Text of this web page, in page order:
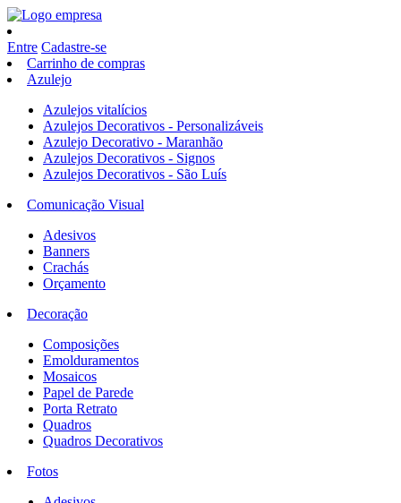
Entre Cadastre-se
Carrinho de compras
Azulejo
Azulejos vitalícios
Azulejos Decorativos - Personalizáveis
Azulejo Decorativo - Maranhão
Azulejos Decorativos - Signos
Azulejos Decorativos - São Luís
Comunicação Visual
Adesivos
Banners
Crachás
Orçamento
Decoração
Composições
Emolduramentos
Mosaicos
Papel de Parede
Porta Retrato
Quadros
Quadros Decorativos
Fotos